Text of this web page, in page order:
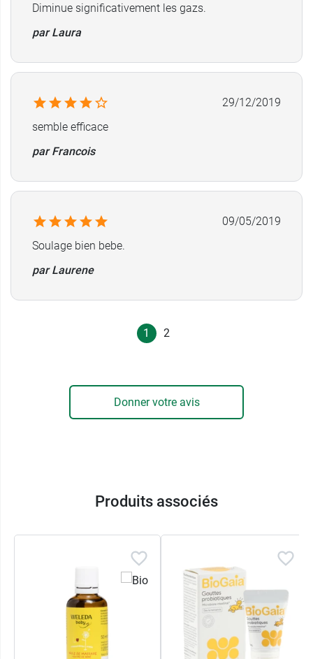
Diminue significativement les gazs.
par Laura
29/12/2019
semble efficace
par Francois
09/05/2019
Soulage bien bebe.
par Laurene
1 2
Donner votre avis
Produits associés